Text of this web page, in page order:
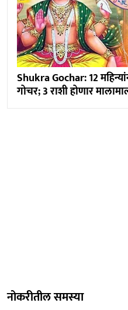
Shukra Gochar: 12
गोचर; 3 राशी होणार
नोकरीतील समस्या